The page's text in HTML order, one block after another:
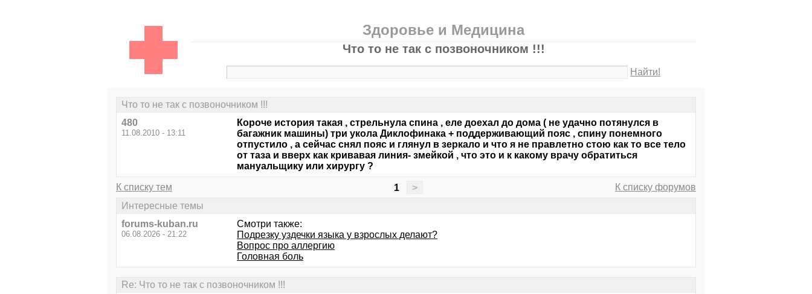
Здоровье и Медицина
Что то не так с позвоночником !!!
Найти!
Что то не так с позвоночником !!!
480
11.08.2010 - 13:11
Короче история такая , стрельнула спина , еле доехал до дома ( не удачно потянулся в
багажник машины) три укола Диклофинака + поддерживающий пояс , спину понемного
отпустило , а сейчас снял пояс и глянул в зеркало и что я не правлетно стою как то все тело
от таза и вверх как кривавая линия- змейкой , что это и к какому врачу обратиться
мануальщику или хирургу ?
К списку тем 1 >
К списку форумов
Интересные темы
forums-kuban.ru
06.08.2026 - 21:22
Смотри также:
Подрезку уздечки языка у взрослых делают?
Вопрос про аллергию
Головная боль
Re: Что то не так с позвоночником !!!